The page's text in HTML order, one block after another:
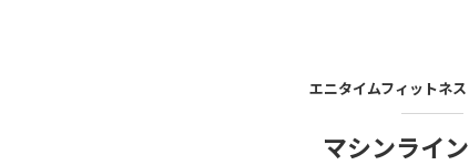
エニタイムフィットネス
マシンライ